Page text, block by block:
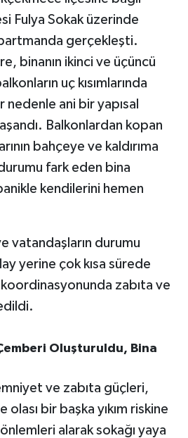
Fulya Sokak üzerinde
gerçekleşti.
binanın ikinci ve üçüncü
uç kısımlarında
ani bir yapısal
Balkonlardan kopan
bahçeye ve kaldırıma
fark eden bina
kendilerini hemen
vatandaşların durumu
yerine çok kısa sürede
zabıta ve
Oluşturuldu, Bina
ve zabıta güçleri,
olası bir başka yıkım riskine
alarak sokağı yaya